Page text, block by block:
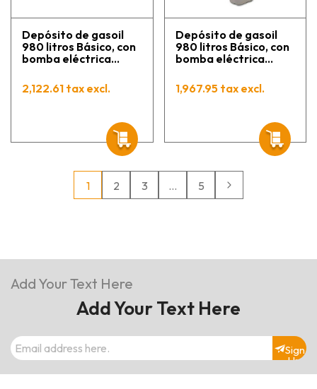
Depósito de gasoil
980 litros Básico, con
bomba eléctrica
2,122.61 tax excl.
Depósito de gasoil
980 litros Básico, con
bomba eléctrica
1,967.95 tax excl.
1 2 3 … 5
Add Your Text Here
Add Your Text Here
Sign
Up